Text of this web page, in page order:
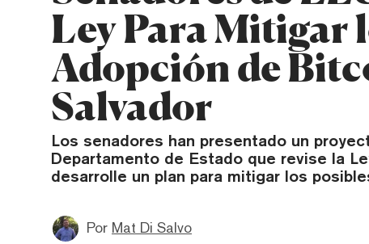
Ley Para Mitigar
Adopción de
Salvador
Los senadores han presentado un
Departamento de Estado que revise la
desarrolle un plan para mitigar los
Por Mat Di Salvo